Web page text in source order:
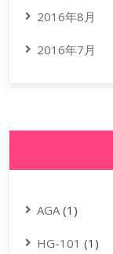
2016年8月
2016年7月
AGA(1)
HG-101 (1)